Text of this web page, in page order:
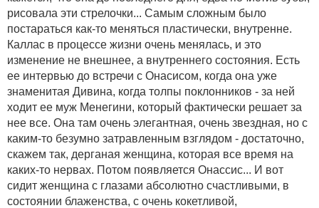
рисовала эти стрелочки... Самым сложным было
постараться как-то меняться пластически, внутренне.
Каллас в процессе жизни очень менялась, и это
изменение не внешнее, а внутреннего состояния. Есть
ее интервью до встречи с Онасисом, когда она уже
знаменитая Дивина, когда толпы поклонников - за ней
ходит ее муж Менегини, который фактически решает за
нее все. Она там очень элегантная, очень звездная, но с
каким-то безумно затравленным взглядом - достаточно,
скажем так, дерганая женщина, которая все время на
каких-то нервах. Потом появляется Онассис... И вот
сидит женщина с глазами абсолютно счастливыми, в
состоянии блаженства, с очень кокетливой,